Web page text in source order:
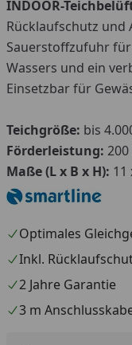
INDOOR-
Rücklaufschutz
Sauerstoffzufuhr
Wassers und ein
Einsetzbar für
Teichgröße: bis
Förderleistung:
Maße (L x B x H): 11
Optimales
Inkl.
2 Jahre Garantie
3 m